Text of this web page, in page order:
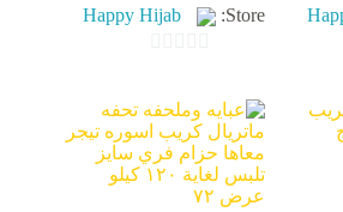
Store:
Happy Hijab
u
t